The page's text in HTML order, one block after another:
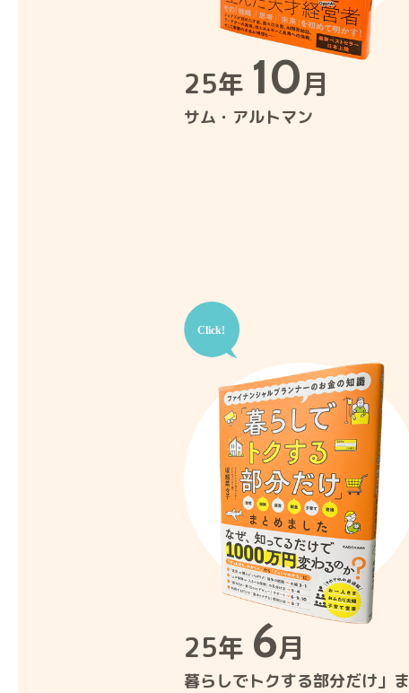
25年 10月
サム・アルトマン
25年 6月
暮らしでトクする部分だけ」ま